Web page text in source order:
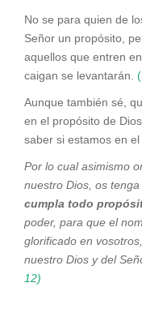
No se para quien de
Señor un propósito,
aquellos que entren
caigan se levantarán.
Aunque también sé,
en el propósito de
saber si estamos en el
Por lo cual asimismo
nuestro Dios, os
cumpla todo
poder, para que el
glorificado en
nuestro Dios y del
12)